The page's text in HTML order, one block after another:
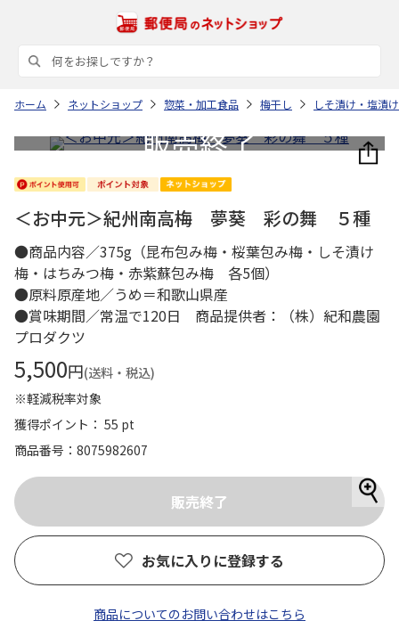
ホーム ネットショップ 惣菜・加工食品 梅干し しそ漬け・塩漬
＜お中元＞紀州南高梅 夢葵 彩の舞 ５種
●商品内容／375g（昆布包み梅・桜葉包み梅・しそ漬け
梅・はちみつ梅・赤紫蘇包み梅 各5個）
●原料原産地／うめ＝和歌山県産
●賞味期間／常温で120日 商品提供者：（株）紀和農園
プロダクツ
5,500円(送料・税込)
※軽減税率対象
獲得ポイント： 55 pt
商品番号
8075982607
お気に入りに登録する
商品についてのお問い合わせはこちら